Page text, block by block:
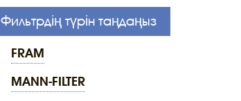
Фильтрдің түрін таңдаңыз
FRAM
MANN-FILTER